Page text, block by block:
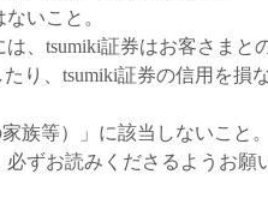
いこと。
、tsumiki証券はお客さまと
り、tsumiki証券の信用を損
族等）」に該当しないこと。
ずお読みくださるようお願